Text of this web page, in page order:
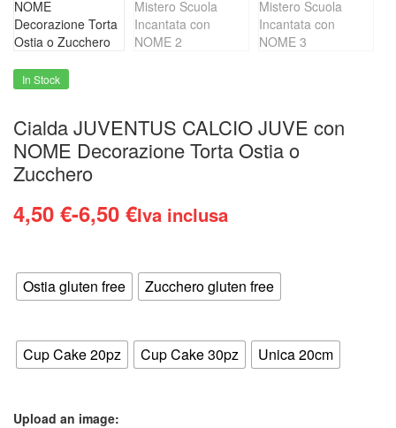
In Stock
Cialda JUVENTUS CALCIO JUVE con
NOME Decorazione Torta Ostia o
Zucchero
4,50 €-6,50 €
Fascia
prezzo:
da
4,50 €
a
Iva inclusa
Ostia gluten free Zucchero gluten free
Cup Cake 20pz Cup Cake 30pz Unica 20cm
Upload an image: